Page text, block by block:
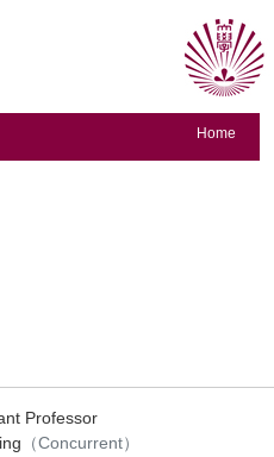
Home
Professor
（Concurrent）